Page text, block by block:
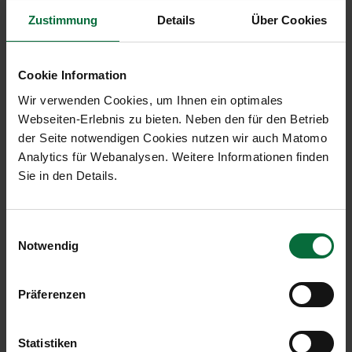
Zustimmung Details Über Cookies
Cookie Information
Wir verwenden Cookies, um Ihnen ein optimales
Webseiten-Erlebnis zu bieten. Neben den für den Betrieb
der Seite notwendigen Cookies nutzen wir auch Matomo
Analytics für Webanalysen. Weitere Informationen finden
Sie in den Details.
Notwendig
Präferenzen
Statistiken
Verfahrensvereinfachung sehr zu begrüßen
Novellierung des Luftfahrtgesetzes als wichtigen
Luftfahrtstandortes Österreich durch gute und
pragmatische Maßnahmen, die zur
Entbürokratisierung und Verfahrensvereinfachung
beitragen.
Fluggäste hat in den vergangenen Jahren deutlich
zugenommen, deshalb werden die nationalen
Österreichs internationaler Flughafen
eher feindseligen Einstellung zur Luftfahrt kommen